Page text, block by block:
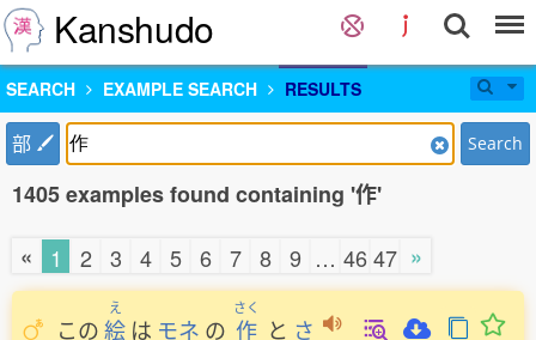
Kanshudo
SEARCH EXAMPLE SEARCH RESULTS
部 Search
1405 examples found containing '作'
« 1 2 3 4 5 6 7 8 9 … 46 47 »
この
え
絵 は モネ の
さく
作 と さ